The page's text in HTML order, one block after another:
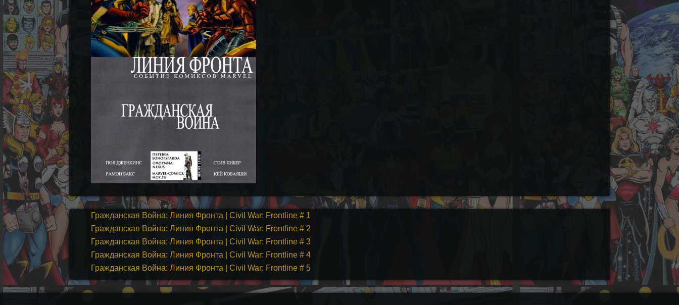
Гражданская Война: Линия Фронта | Civil War: Frontline # 1
Гражданская Война: Линия Фронта | Civil War: Frontline # 2
Гражданская Война: Линия Фронта | Civil War: Frontline # 3
Гражданская Война: Линия Фронта | Civil War: Frontline # 4
Гражданская Война: Линия Фронта | Civil War: Frontline # 5